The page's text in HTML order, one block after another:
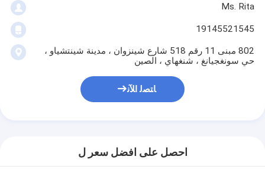
Ms. Rita
19145521545
802 مبنى 11 رقم 518 شارع شينزوان ، مدينة شينتشياو ،
حي سونغجيانغ ، شنغهاي ، الصين
ﺎﺘﺼﻟ ﺍﻶﻧ
احصل على افضل سعر ل